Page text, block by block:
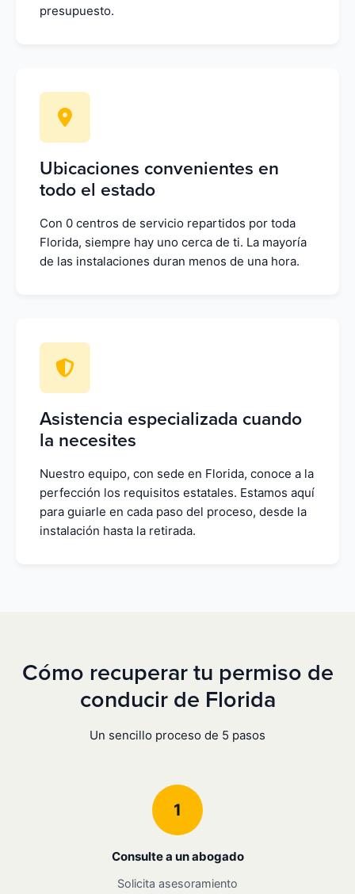
presupuesto.
Ubicaciones convenientes en
todo el estado
Con 0 centros de servicio repartidos por toda
Florida, siempre hay uno cerca de ti. La mayoría
de las instalaciones duran menos de una hora.
Asistencia especializada cuando
la necesites
Nuestro equipo, con sede en Florida, conoce a la
perfección los requisitos estatales. Estamos aquí
para guiarle en cada paso del proceso, desde la
instalación hasta la retirada.
Cómo recuperar tu permiso de
conducir de Florida
Un sencillo proceso de 5 pasos
1
Consulte a un abogado
Solicita asesoramiento